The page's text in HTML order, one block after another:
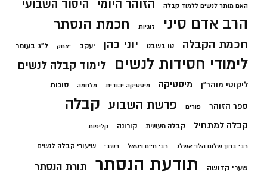
האם מותר לנשים ללמוד קבלה הזוהר היומי היסוד השבועי
הרב אדם סיני זוגיות חכמת הנסתר
חכמת הקבלה טו בשבט יוני כהן יעקב יצחק ל"ג בעומר
לימודי חסידות לנשים לימוד קבלה לנשים
ליקוטי מוהר"ן מיסטיקה מיסטיקה יהודית מלחמה סוכות
ספר הזוהר פורים פרשת השבוע קבלה
קבלה למתחיל קבלה מעשית קורונה קליפות
רבי ברוך שלום הלוי אשלג רבי חיים ויטאל רשבי שיעורי קבלה לנשים
שערי קדושה תודעת הנסתר תורת הנסתר